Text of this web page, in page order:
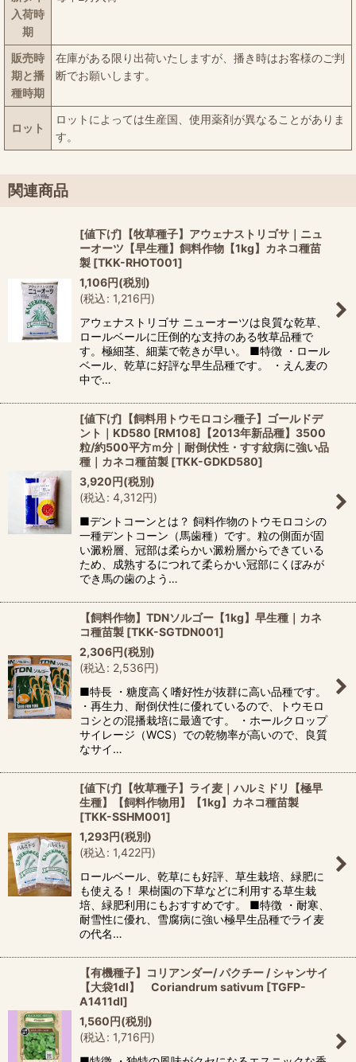
入荷時
期
販売時
期と播
種時期
在庫がある限り出荷いたしますが、播き時はお客様のご判
断でお願いします。
ロット
ロットによっては生産国、使用薬剤が異なることがありま
す。
関連商品
[値下げ]【牧草種子】アウェナストリゴサ｜ニュ
ーオーツ【早生種】飼料作物【1kg】カネコ種苗
製 [TKK-RHOT001]
1,106円(税別)
(税込: 1,216円)
アウェナストリゴサ ニューオーツは良質な乾草、
ロールベールに圧倒的な支持のある牧草品種で
す。極細茎、細葉で乾きが早い。 ■特徴 ・ロール
ベール、乾草に好評な早生品種です。 ・えん麦の
中で…
[値下げ]【飼料用トウモロコシ種子】ゴールドデ
ント｜KD580 [RM108]【2013年新品種】3500
粒/約500平方ｍ分｜耐倒伏性・すす紋病に強い品
種｜カネコ種苗製 [TKK-GDKD580]
3,920円(税別)
(税込: 4,312円)
■デントコーンとは？ 飼料作物のトウモロコシの
一種デントコーン（馬歯種）です。粒の側面が固
い澱粉層、冠部は柔らかい澱粉層からできている
ため、成熟するにつれて柔らかい冠部にくぼみが
でき馬の歯のよう…
【飼料作物】TDNソルゴー【1kg】早生種｜カネ
コ種苗製 [TKK-SGTDN001]
2,306円(税別)
(税込: 2,536円)
■特長 ・糖度高く嗜好性が抜群に高い品種です。
・再生力、耐倒伏性に優れているので、トウモロ
コシとの混播栽培に最適です。 ・ホールクロップ
サイレージ（WCS）での乾物率が高いので、良質
なサイ…
[値下げ]【牧草種子】ライ麦｜ハルミドリ【極早
生種】【飼料作物用】【1kg】カネコ種苗製
[TKK-SSHM001]
1,293円(税別)
(税込: 1,422円)
ロールベール、乾草にも好評、草生栽培、緑肥に
も使える！ 果樹園の下草などに利用する草生栽
培、緑肥利用にもおすすめです。 ■特徴 ・耐寒、
耐雪性に優れ、雪腐病に強い極早生品種でライ麦
の代名…
【有機種子】コリアンダー/ パクチー / シャンサイ
【大袋1dl】 Coriandrum sativum [TGFP-
A1411dl]
1,560円(税別)
(税込: 1,716円)